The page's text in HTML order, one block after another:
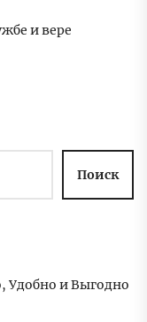
и вере
Поиск
Удобно и Выгодно